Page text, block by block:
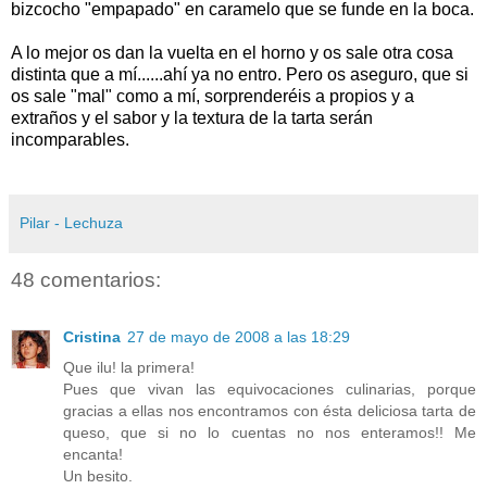
bizcocho "empapado" en caramelo que se funde en la boca.
A lo mejor os dan la vuelta en el horno y os sale otra cosa
distinta que a mí......ahí ya no entro. Pero os aseguro, que si
os sale "mal" como a mí, sorprenderéis a propios y a
extraños y el sabor y la textura de la tarta serán
incomparables.
Pilar - Lechuza
48 comentarios:
Cristina 27 de mayo de 2008 a las 18:29
Que ilu! la primera!
Pues que vivan las equivocaciones culinarias, porque
gracias a ellas nos encontramos con ésta deliciosa tarta de
queso, que si no lo cuentas no nos enteramos!! Me
encanta!
Un besito.